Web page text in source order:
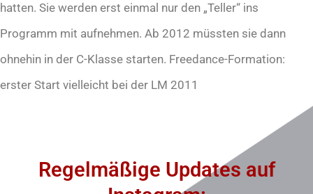
hatten. Sie werden erst einmal nur den „Teller“ ins
Programm mit aufnehmen. Ab 2012 müssten sie dann
ohnehin in der C-Klasse starten. Freedance-Formation:
erster Start vielleicht bei der LM 2011
Regelmäßige Updates auf